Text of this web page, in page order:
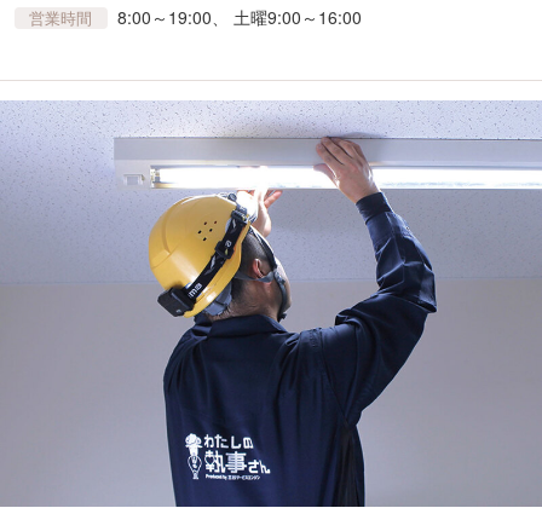
営業時間 8:00～19:00、 土曜9:00～16:00